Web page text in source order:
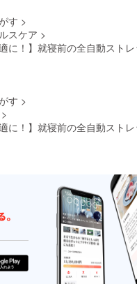
す >
スケア >
に！】就寝前の全自動スト
す >
>
に！】就寝前の全自動スト